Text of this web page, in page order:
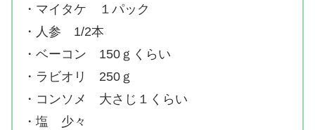
・マイタケ １パック
・人参 1/2本
・ベーコン 150ｇくらい
・ラビオリ 250ｇ
・コンソメ 大さじ１くらい
・塩 少々